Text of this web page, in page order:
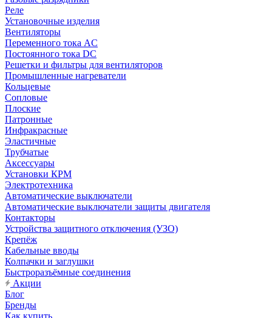
Реле
Установочные изделия
Вентиляторы
Переменного тока AC
Постоянного тока DC
Решетки и фильтры для вентиляторов
Промышленные нагреватели
Кольцевые
Сопловые
Плоские
Патронные
Инфракрасные
Эластичные
Трубчатые
Аксессуары
Установки КРМ
Электротехника
Автоматические выключатели
Автоматические выключатели защиты двигателя
Контакторы
Устройства защитного отключения (УЗО)
Крепёж
Кабельные вводы
Колпачки и заглушки
Быстроразъёмные соединения
Акции
Блог
Бренды
Как купить